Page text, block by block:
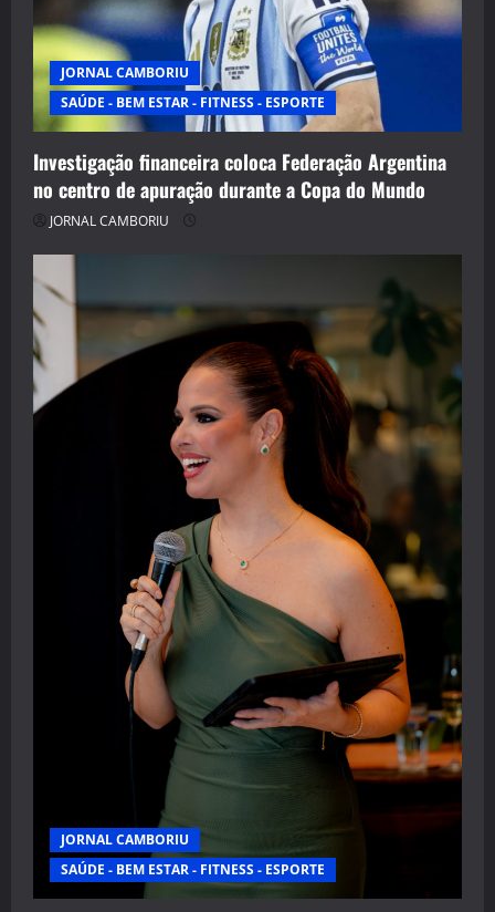
JORNAL CAMBORIU
SAÚDE - BEM ESTAR - FITNESS - ESPORTE
Investigação financeira coloca Federação Argentina
no centro de apuração durante a Copa do Mundo
JORNAL CAMBORIU
JORNAL CAMBORIU
SAÚDE - BEM ESTAR - FITNESS - ESPORTE